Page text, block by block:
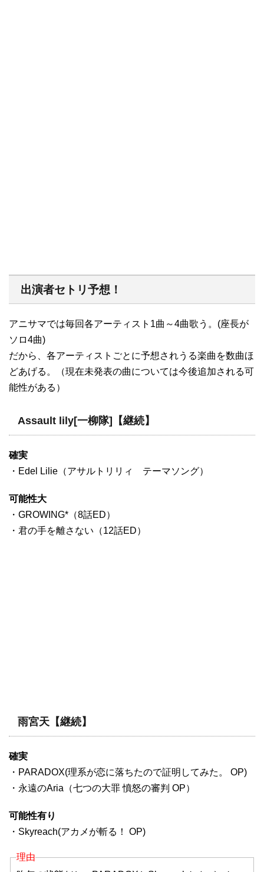
出演者セトリ予想！
アニサマでは毎回各アーティスト1曲～4曲歌う。(座長が
ソロ4曲)
だから、各アーティストごとに予想されうる楽曲を数曲ほ
どあげる。（現在未発表の曲については今後追加される可
能性がある）
Assault lily[一柳隊]【継続】
確実
・Edel Lilie（アサルトリリィ テーマソング）
可能性大
・GROWING*（8話ED）
・君の手を離さない（12話ED）
雨宮天【継続】
確実
・PARADOX(理系が恋に落ちたので証明してみた。 OP)
・永遠のAria（七つの大罪 憤怒の審判 OP）
可能性有り
・Skyreach(アカメが斬る！ OP)
理由